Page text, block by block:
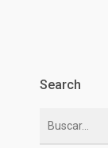
Search